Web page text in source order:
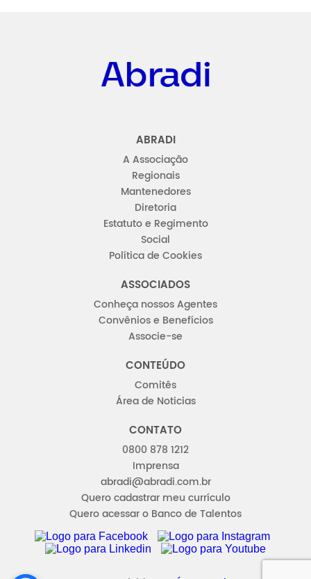
ABRADI
A Associação
Regionais
Mantenedores
Diretoria
Estatuto e Regimento
Social
Política de Cookies
ASSOCIADOS
Conheça nossos Agentes
Convênios e Benefícios
Associe-se
CONTEÚDO
Comitês
Área de Noticias
CONTATO
0800 878 1212
Imprensa
abradi@abradi.com.br
Quero cadastrar meu currículo
Quero acessar o Banco de Talentos
FACEBOOK INSTAGRAM
LINKEDIN YOUTUBE